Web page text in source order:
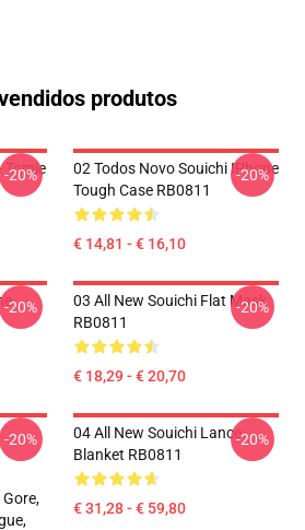
produtos
Tomie
-20%
02 Todos Novo Souichi IPhone
Tough Case RB0811
€ 14,81 - € 16,10
-20%
-20%
03 All New Souichi Flat Mask
RB0811
€ 18,29 - € 20,70
-20%
-20%
04 All New Souichi Lance
Blanket RB0811
€ 31,28 - € 59,80
-20%